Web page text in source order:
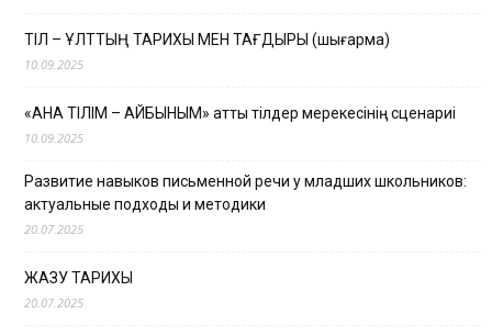
ТІЛ – ҰЛТТЫҢ ТАРИХЫ МЕН ТАҒДЫРЫ (шығарма)
10.09.2025
«АНА ТІЛІМ – АЙБЫНЫМ» атты тілдер мерекесінің сценариі
10.09.2025
Развитие навыков письменной речи у младших школьников:
актуальные подходы и методики
20.07.2025
ЖАЗУ ТАРИХЫ
20.07.2025